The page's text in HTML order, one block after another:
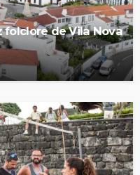
folclore de Vila Nova